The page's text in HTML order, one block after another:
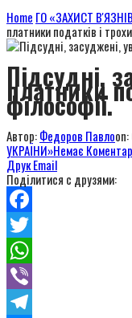
Home ГО «ЗАХИСТ
платники податків і
Підсудні,
платники
філософії.
Автор:Федоров Павлоon:
УКРАЇНИ»Немає
ДрукEmail
Поділитися с друзями:
Facebook
Twitter
WhatsApp
Viber